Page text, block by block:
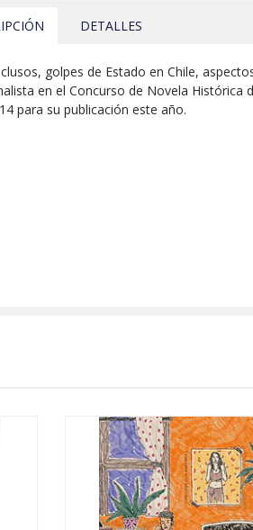
DETALLES
golpes de Estado en Chile,
en el Concurso de Novela Histórica
para su publicación este año.